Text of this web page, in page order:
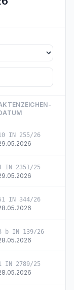
IN 255/26
IN 2351/25
IN 344/26
b IN 139/26
IN 2789/25